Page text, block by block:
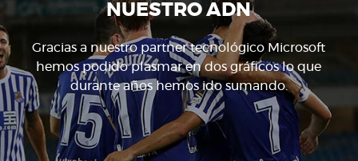
NUESTRO ADN
Gracias a nuestro partner tecnológico Microsoft
hemos podido plasmar en dos gráficos lo que
durante años hemos ido sumando.